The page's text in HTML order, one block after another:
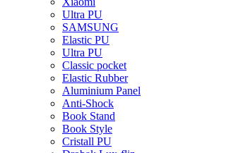
Ultra PU
SAMSUNG
Elastic PU
Ultra PU
Classic pocket
Elastic Rubber
Aluminium Panel
Anti-Shock
Book Stand
Book Style
Cristall PU